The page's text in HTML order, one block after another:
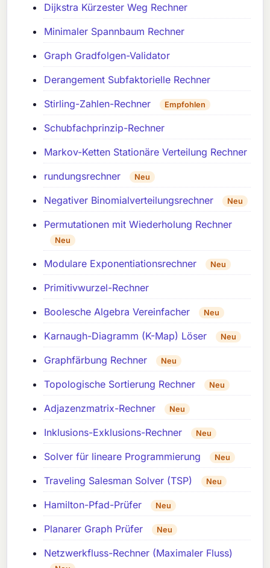
Dijkstra Kürzester Weg Rechner
Minimaler Spannbaum Rechner
Graph Gradfolgen-Validator
Derangement Subfaktorielle Rechner
Stirling-Zahlen-Rechner
Empfohlen
Schubfachprinzip-Rechner
Markov-Ketten Stationäre Verteilung Rechner
rundungsrechner
Neu
Negativer Binomialverteilungsrechner Neu
Permutationen mit Wiederholung Rechner
Neu
Modulare Exponentiationsrechner Neu
Primitivwurzel-Rechner
Boolesche Algebra Vereinfacher
Neu
Karnaugh-Diagramm (K-Map) Löser Neu
Graphfärbung Rechner Neu
Topologische Sortierung Rechner Neu
Adjazenzmatrix-Rechner Neu
Inklusions-Exklusions-Rechner Neu
Solver für lineare Programmierung Neu
Traveling Salesman Solver (TSP) Neu
Hamilton-Pfad-Prüfer Neu
Planarer Graph Prüfer Neu
Netzwerkfluss-Rechner (Maximaler Fluss)